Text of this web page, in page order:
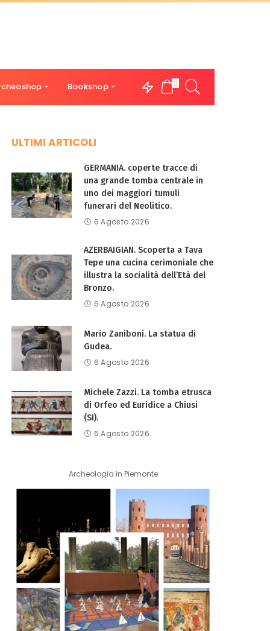
Bookshop 0
ULTIMI ARTICOLI
GERMANIA. coperte tracce di
una grande tomba centrale in
uno dei maggiori tumuli
funerari del Neolitico.
6 Agosto 2026
AZERBAIGIAN. Scoperta a Tava
Tepe una cucina cerimoniale che
illustra la socialità dell’Età del
Bronzo.
6 Agosto 2026
Mario Zaniboni. La statua di
Gudea.
6 Agosto 2026
Michele Zazzi. La tomba etrusca
di Orfeo ed Euridice a Chiusi
(SI).
6 Agosto 2026
Archeologia in Piemonte